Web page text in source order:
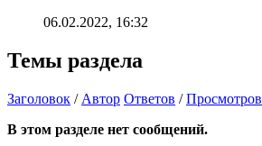
06.02.2022, 16:32
Темы раздела
Заголовок / Автор Ответов /Просмотров
В этом разделе нет сообщений.